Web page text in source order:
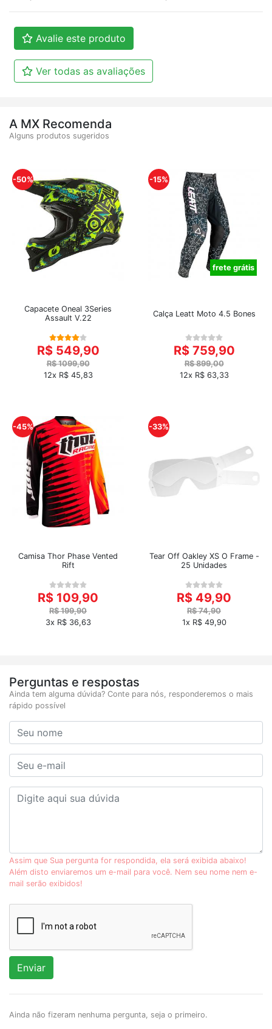
Avalie este produto
Ver todas as avaliações
A MX Recomenda
Alguns produtos sugeridos
-50%
Capacete Oneal 3Series
Assault V.22
R$ 549,90
R$ 1099,90
12x R$ 45,83
-15%
frete grátis
Calça Leatt Moto 4.5 Bones
R$ 759,90
R$ 899,00
12x R$ 63,33
-45%
Camisa Thor Phase Vented
Rift
R$ 109,90
R$ 199,90
3x R$ 36,63
-33%
Tear Off Oakley XS O Frame -
25 Unidades
R$ 49,90
R$ 74,90
1x R$ 49,90
Perguntas e respostas
Ainda tem alguma dúvida? Conte para nós, responderemos o mais
rápido possível
Assim que Sua pergunta for respondida, ela será exibida abaixo!
Além disto enviaremos um e-mail para você. Nem seu nome nem e-
mail serão exibidos!
Enviar
Ainda não fizeram nenhuma pergunta, seja o primeiro.